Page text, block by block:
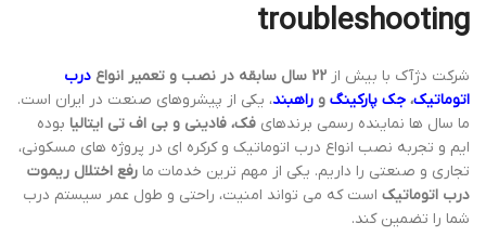
troubleshooting
شرکت دژآک با بیش از 22 سال سابقه در نصب و تعمیر انواع
درب
اتوماتیک، جک پارکینگ و راهبند، یکی از پیشروهای صنعت در ایران است.
ما سال ها نماینده رسمی برندهای فک، فادینی و بی اف تی ایتالیا بوده
ایم و تجربه نصب انواع درب اتوماتیک و کرکره ای در پروژه های مسکونی،
تجاری و صنعتی را داریم. یکی از مهم ترین خدمات ما رفع اختلال ریموت
درب اتوماتیک است که می تواند امنیت، راحتی و طول عمر سیستم درب
شما را تضمین کند.